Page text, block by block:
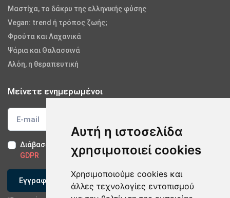
Αυτή η ιστοσελίδα
χρησιμοποιεί cookies
Χρησιμοποιούμε cookies και
άλλες τεχνολογίες εντοπισμού
Μαστίχα, το δάκρυ της ελληνικής φύσης
Vegan: trend ή τρόπος ζωής;
Φρούτα και Λαχανικά
Ψάρια και Θαλασσινά
Αλόη, η θεραπευτική
Μείνετε ενημερωμένοι
Διάβασα και αποδέχομαι τους Όρους Χρήσης -
Δήλωση
GDPR
Εγγραφείτε